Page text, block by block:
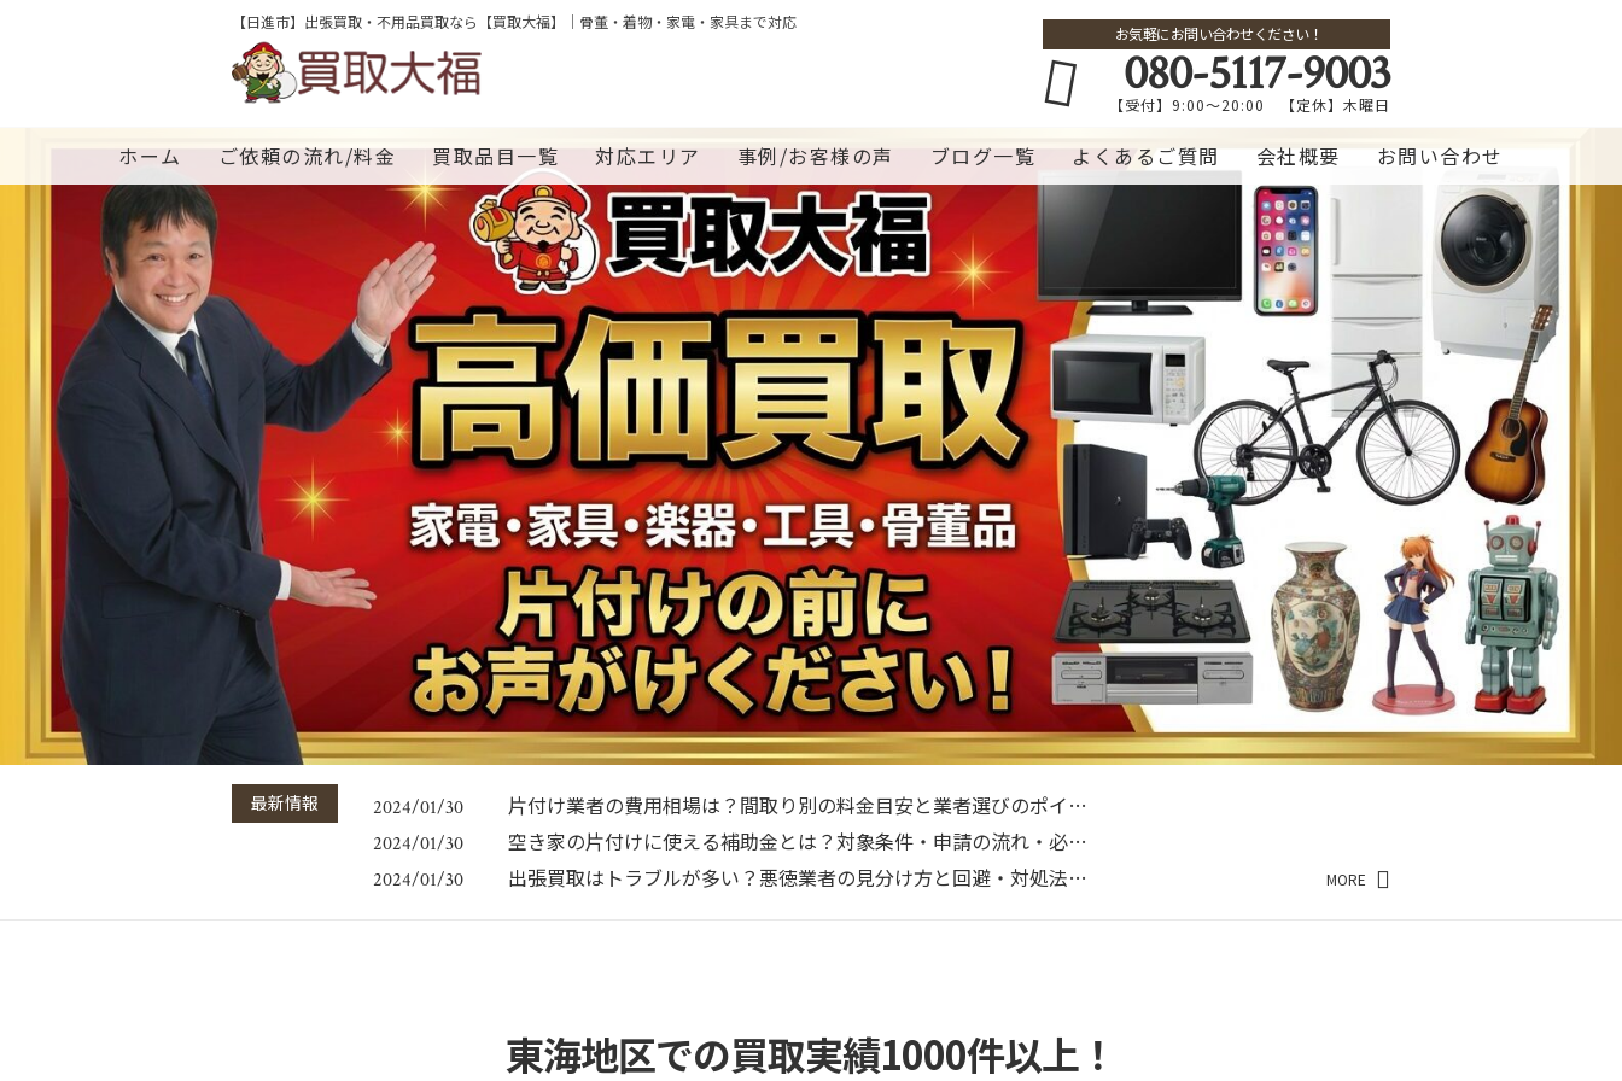
【日進市】出張買取・不用品買取なら【買取大福】｜骨董・着物・家電・家具まで対応
お気軽にお問い合わせください！
080-5117-9003
【受付】9:00～20:00 【定休】木曜日
ホーム ご依頼の流れ/料金 買取品目一覧 対応エリア 事例/お客様の声 ブログ一覧 よくあるご質問 会社概要 お問い合わせ
最新情報 2024/01/30 片付け業者の費用相場は？間取り別の料金目安と業者選びのポイ…
2024/01/30 空き家の片付けに使える補助金とは？対象条件・申請の流れ・必…
2024/01/30 出張買取はトラブルが多い？悪徳業者の見分け方と回避・対処法… MORE
東海地区での買取実績1000件以上！